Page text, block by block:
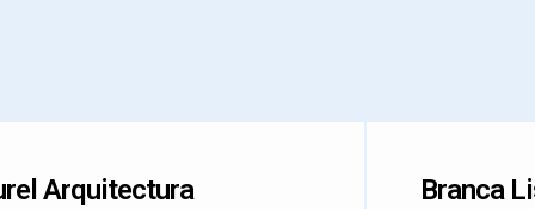
Arquitectura Branca